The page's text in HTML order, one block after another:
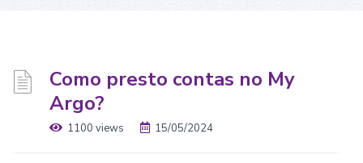
Como presto contas no My
Argo?
1100 views 15/05/2024